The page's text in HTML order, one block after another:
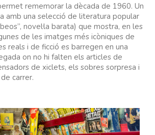
rememorar la dècada de 1960. Un
amb una selecció de literatura popular
novel·la barata) que mostra, en les
de les imatges més icòniques de
reals i de ficció es barregen en una
on no hi falten els articles de
de xiclets, els sobres sorpresa i
carrer.